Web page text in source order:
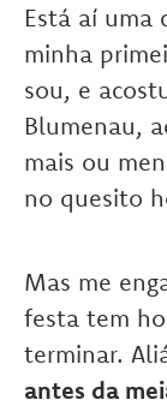
Está aí uma
minha
sou, e
Blumenau,
mais ou
no quesito
Mas me
festa tem
terminar.
antes da